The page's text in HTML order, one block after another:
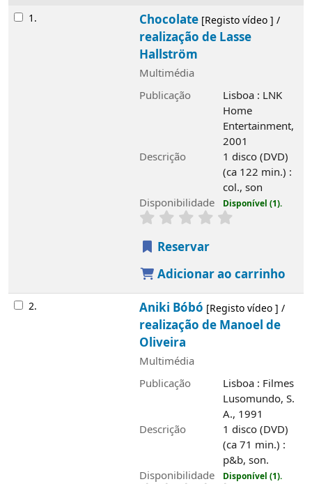
Resultados
1. Chocolate [Registo vídeo ] /
realização de Lasse
Hallström
Multimédia
Publicação
Lisboa : LNK
Home
Entertainment,
2001
Descrição
1 disco (DVD)
(ca 122 min.) :
col., son
Disponibilidade
Disponível (1).
Reservar
Adicionar ao carrinho
2. Aniki Bóbó [Registo vídeo ] /
realização de Manoel de
Oliveira
Multimédia
Publicação
Lisboa : Filmes
Lusomundo, S.
A., 1991
Descrição
1 disco (DVD)
(ca 71 min.) :
p&b, son.
Disponibilidade
Disponível (1).